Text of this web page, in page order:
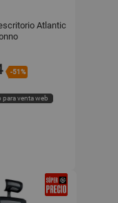
Atlantic
-51%
para venta web